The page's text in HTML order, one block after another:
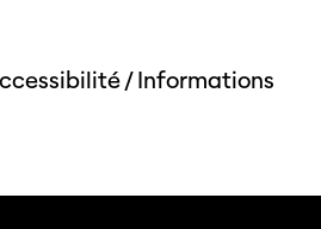
/Informations